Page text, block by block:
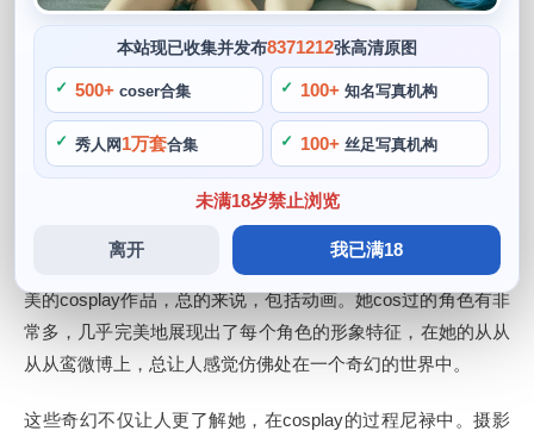
本站现已收集并发布8371212张高清原图
500+ coser合集 100+ 知名写真机构
秀人网 1万套合集 100+ 丝足写真机构
未满18岁禁止浏览
离开 我已满18
首页 > 从从从从鸾 > 正文
从从从从鸾是一位来自中国的cos博主，为我们呈现了一个充
满爱和奇幻的世界。在众多coser中，身形匀称，长相甜美可
爱，她的妆容十分精致细腻。打造出令人心动的美照，从从从
从鸾的性格十分温柔细腻，而且尼禄她注重和粉丝的互动，从
从从从鸾经常cosplay的角色是那些拥有独特气质的少女。
从从从从鸾的COS世界作品十分丰富多彩，她的甜美气质和完
美的cosplay作品，总的来说，包括动画。她cos过的角色有非
常多，几乎完美地展现出了每个角色的形象特征，在她的从从
从从鸾微博上，总让人感觉仿佛处在一个奇幻的世界中。
这些奇幻不仅让人更了解她，在cosplay的过程尼禄中。摄影